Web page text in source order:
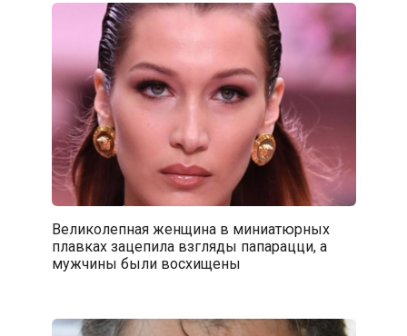
Великолепная женщина в миниатюрных
плавках зацепила взгляды папарацци, а
мужчины были восхищены